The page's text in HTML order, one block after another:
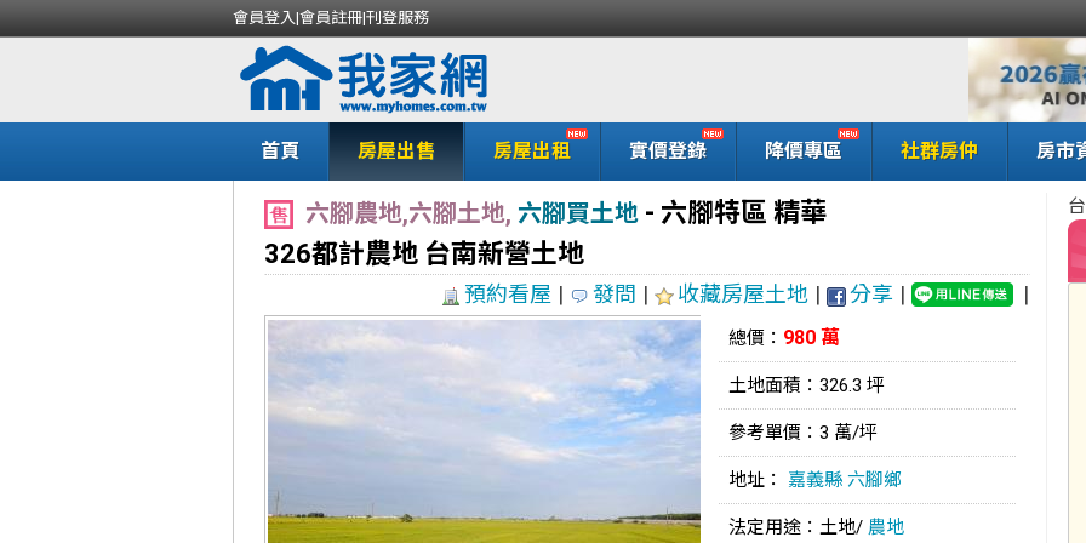
會員登入|會員註冊|刊登服務
首頁 房屋出售 房屋出租 實價登錄 降價專區 社群房仲 房市
六腳農地,六腳土地, 六腳買土地 - 六腳特區 精華
326都計農地 台南新營土地
預約看屋 | 發問 | 收藏房屋土地 | 分享 | |
總價： 980 萬
土地面積：326.3 坪
參考單價：3 萬/坪
地址： 嘉義縣 六腳鄉
法定用途：土地/ 農地